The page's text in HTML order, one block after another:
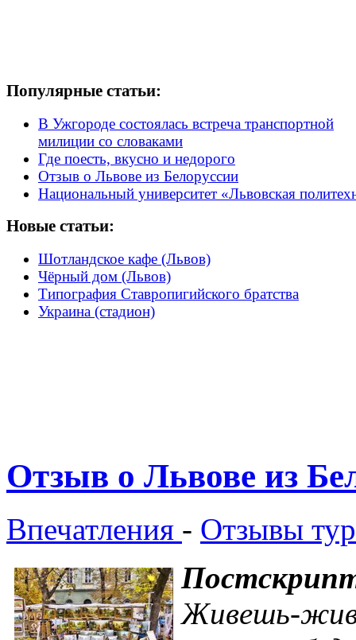
Популярные статьи:
В Ужгороде состоялась встреча транспортной
милиции со словаками
Где поесть, вкусно и недорого
Отзыв о Львове из Белоруссии
Национальный университет «Львовская
Новые статьи:
Шотландское кафе (Львов)
Чёрный дом (Львов)
Типография Ставропигийского братства
Украина (стадион)
Отзыв о Львове из
Впечатления - Отзывы
Живешь-